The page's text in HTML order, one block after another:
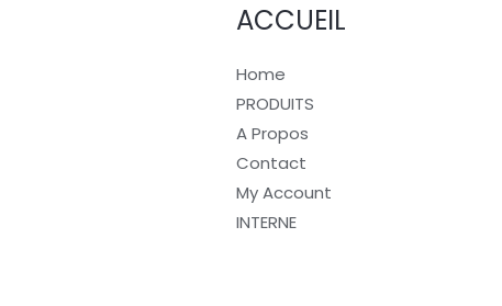
ACCUEIL
Home
PRODUITS
A Propos
Contact
My Account
INTERNE